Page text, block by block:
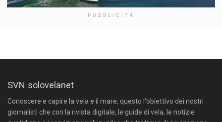
PUBBLICITÀ
SVN solovelanet
Conoscere e capire la vela e il mare, questo l'obiettivo dei nostri
giornalisti che con la rivista digitale, le guide di vela, le notizie